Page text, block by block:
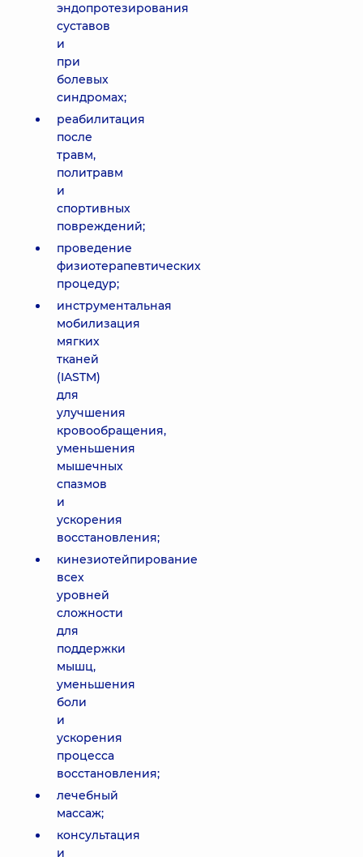
эндопротезирования
суставов
и
при
болевых
синдромах;
реабилитация
после
травм,
политравм
и
спортивных
повреждений;
проведение
физиотерапевтических
процедур;
инструментальная
мобилизация
мягких
тканей
(IASTM)
для
улучшения
кровообращения,
уменьшения
мышечных
спазмов
и
ускорения
восстановления;
кинезиотейпирование
всех
уровней
сложности
для
поддержки
мышц,
уменьшения
боли
и
ускорения
процесса
восстановления;
лечебный
массаж;
консультация
и